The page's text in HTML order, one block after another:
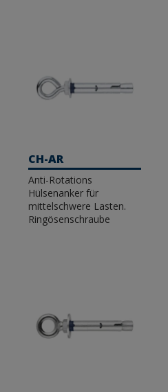
CH-AR
Anti-Rotations
Hülsenanker für
mittelschwere Lasten.
Ringösenschraube